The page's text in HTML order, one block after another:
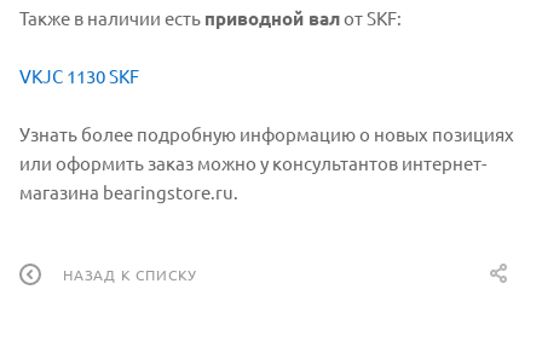
Также в наличии есть приводной валот SKF:
VKJC 1130 SKF
Узнать более подробную информацию о новых позициях
или оформить заказ можно у консультантов интернет-
магазина bearingstore.ru.
НАЗАД К СПИСКУ